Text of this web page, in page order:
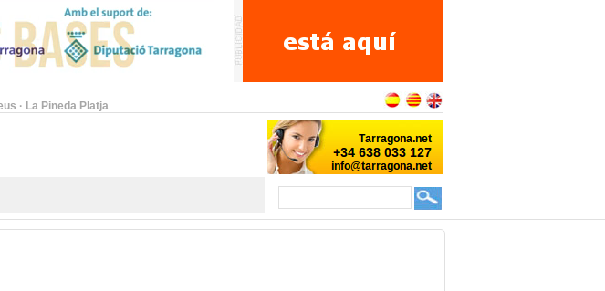
· La Pineda Platja